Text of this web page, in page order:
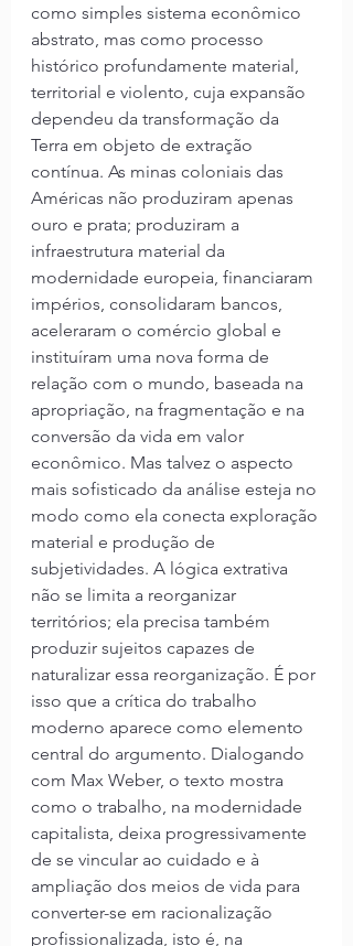
como simples sistema econômico
abstrato, mas como processo
histórico profundamente material,
territorial e violento, cuja expansão
dependeu da transformação da
Terra em objeto de extração
contínua. As minas coloniais das
Américas não produziram apenas
ouro e prata; produziram a
infraestrutura material da
modernidade europeia, financiaram
impérios, consolidaram bancos,
aceleraram o comércio global e
instituíram uma nova forma de
relação com o mundo, baseada na
apropriação, na fragmentação e na
conversão da vida em valor
econômico. Mas talvez o aspecto
mais sofisticado da análise esteja no
modo como ela conecta exploração
material e produção de
subjetividades. A lógica extrativa
não se limita a reorganizar
territórios; ela precisa também
produzir sujeitos capazes de
naturalizar essa reorganização. É por
isso que a crítica do trabalho
moderno aparece como elemento
central do argumento. Dialogando
com Max Weber, o texto mostra
como o trabalho, na modernidade
capitalista, deixa progressivamente
de se vincular ao cuidado e à
ampliação dos meios de vida para
converter-se em racionalização
profissionalizada, isto é, na